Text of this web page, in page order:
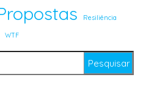
Resiliência
WTF